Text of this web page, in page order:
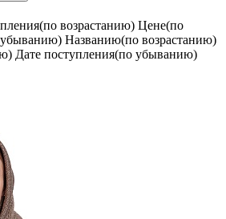
возрастанию) Цене(по
Названию(по возрастанию)
Дате поступления(по убыванию)